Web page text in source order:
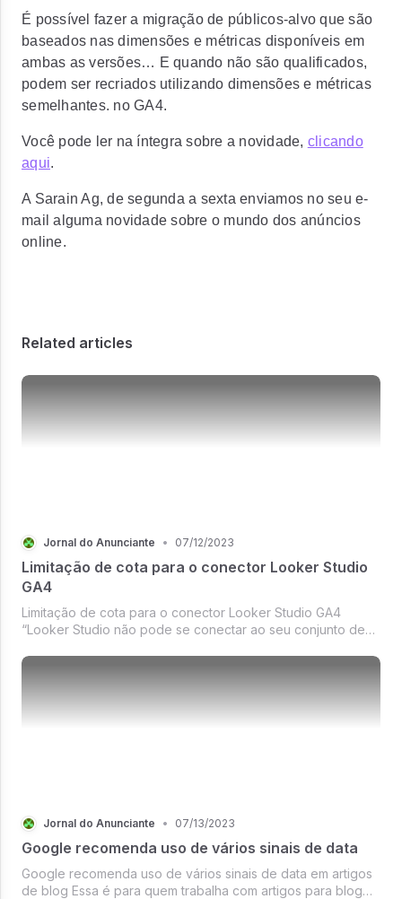
É possível fazer a migração de públicos-alvo que são
baseados nas dimensões e métricas disponíveis em
ambas as versões… E quando não são qualificados,
podem ser recriados utilizando dimensões e métricas
semelhantes. no GA4.
Você pode ler na íntegra sobre a novidade, clicando
aqui.
A Sarain Ag, de segunda a sexta enviamos no seu e-
mail alguma novidade sobre o mundo dos anúncios
online.
Related articles
Jornal do Anunciante • 07/12/2023
Limitação de cota para o conector Looker Studio
GA4
Limitação de cota para o conector Looker Studio GA4
“Looker Studio não pode se conectar ao seu conjunto de
Jornal do Anunciante • 07/13/2023
Google recomenda uso de vários sinais de data
Google recomenda uso de vários sinais de data em artigos
de blog Essa é para quem trabalha com artigos para blog